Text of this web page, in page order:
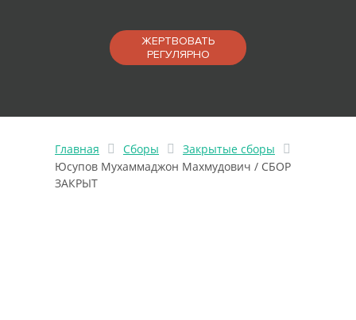
ЖЕРТВОВАТЬ
РЕГУЛЯРНО
Главная Сборы
Закрытые сборы
Юсупов Мухаммаджон Махмудович / СБОР
ЗАКРЫТ